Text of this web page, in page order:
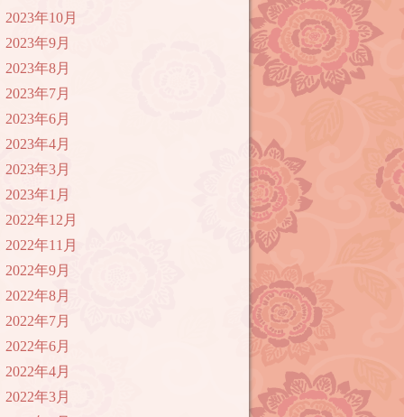
2023年10月
2023年9月
2023年8月
2023年7月
2023年6月
2023年4月
2023年3月
2023年1月
2022年12月
2022年11月
2022年9月
2022年8月
2022年7月
2022年6月
2022年4月
2022年3月